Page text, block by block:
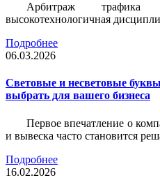
Арбитраж
высокотехнологичная
Подробнее
06.03.2026
Световые и несветовые
выбрать для вашего бизнеса
Первое впечатление о
и вывеска часто становится
Подробнее
16.02.2026